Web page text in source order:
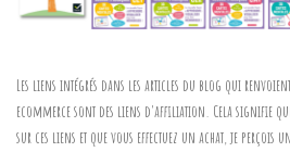
Les liens intégrés dans les articles du blog qui renvoient
ecommerce sont des liens d'affiliation. Cela signifie
sur ces liens et que vous effectuez un achat, je perçois